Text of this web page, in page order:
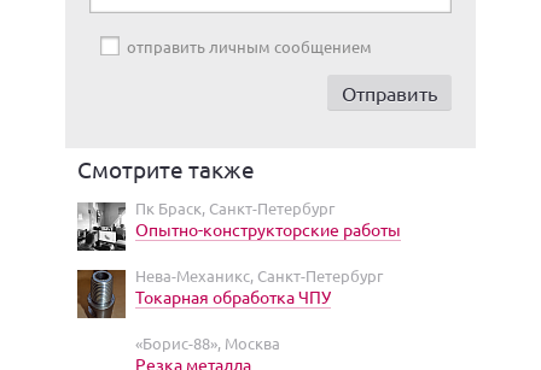
отправить личным сообщением
Смотрите также
Пк Браск, Санкт-Петербург
Опытно-конструкторские работы
Нева-Механикс, Санкт-Петербург
Токарная обработка ЧПУ
«Борис-88», Москва
Резка металла